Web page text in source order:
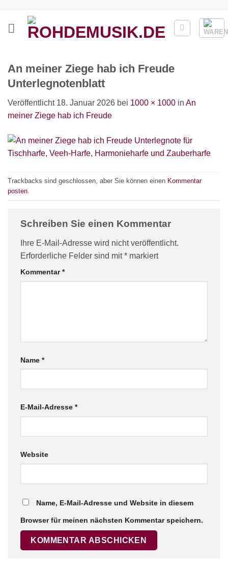
springen
An meiner Ziege hab ich Freude
Unterlegnotenblatt
Veröffentlicht 18. Januar 2026 bei 1000 × 1000 in An
meiner Ziege hab ich Freude
Trackbacks sind geschlossen, aber Sie können einen Kommentar
posten
Schreiben Sie einen Kommentar
Ihre E-Mail-Adresse wird nicht veröffentlicht.
Erforderliche Felder sind mit* markiert
Kommentar*
Name *
E-Mail-Adresse *
Website
Name, E-Mail-Adresse und Website in diesem
Browser für meinen nächsten Kommentar speichern.